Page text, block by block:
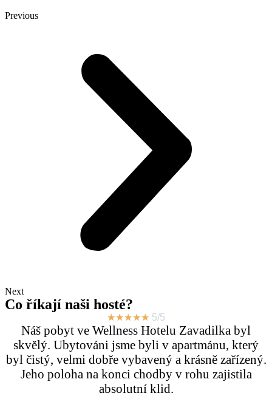
Previous
Next
Co říkají naši hosté?
★★★★★ 5/5
Náš pobyt ve Wellness Hotelu Zavadilka byl
skvělý. Ubytováni jsme byli v apartmánu, který
byl čistý, velmi dobře vybavený a krásně zařízený.
Jeho poloha na konci chodby v rohu zajistila
absolutní klid.